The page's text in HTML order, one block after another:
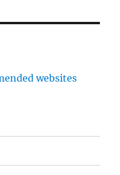
websites